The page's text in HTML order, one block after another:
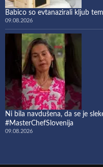
Babico so evtanazirali kljub
09.08.2026
Ni bila navdušena, da se je
#MasterChefSlovenija
09.08.2026